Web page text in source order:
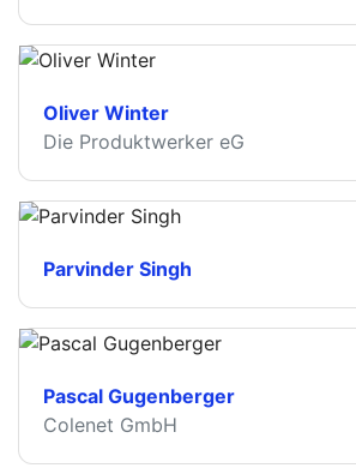
Oliver Winter
Die Produktwerker eG
Parvinder Singh
Pascal Gugenberger
Colenet GmbH